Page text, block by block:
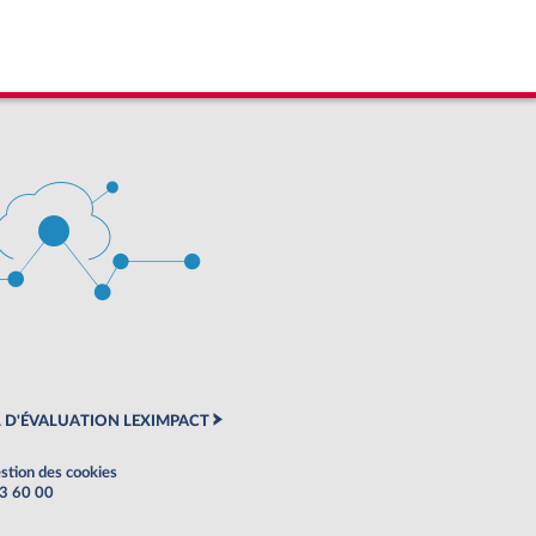
D'ÉVALUATION LEXIMPACT
des cookies
60 00